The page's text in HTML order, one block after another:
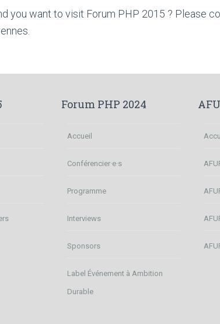
you want to visit Forum PHP 2015 ? Please
Forum PHP 2024
Accueil
Conférencier·e·s
Programme
Interviews
Sponsors
Label Événement à Ambition
Durable